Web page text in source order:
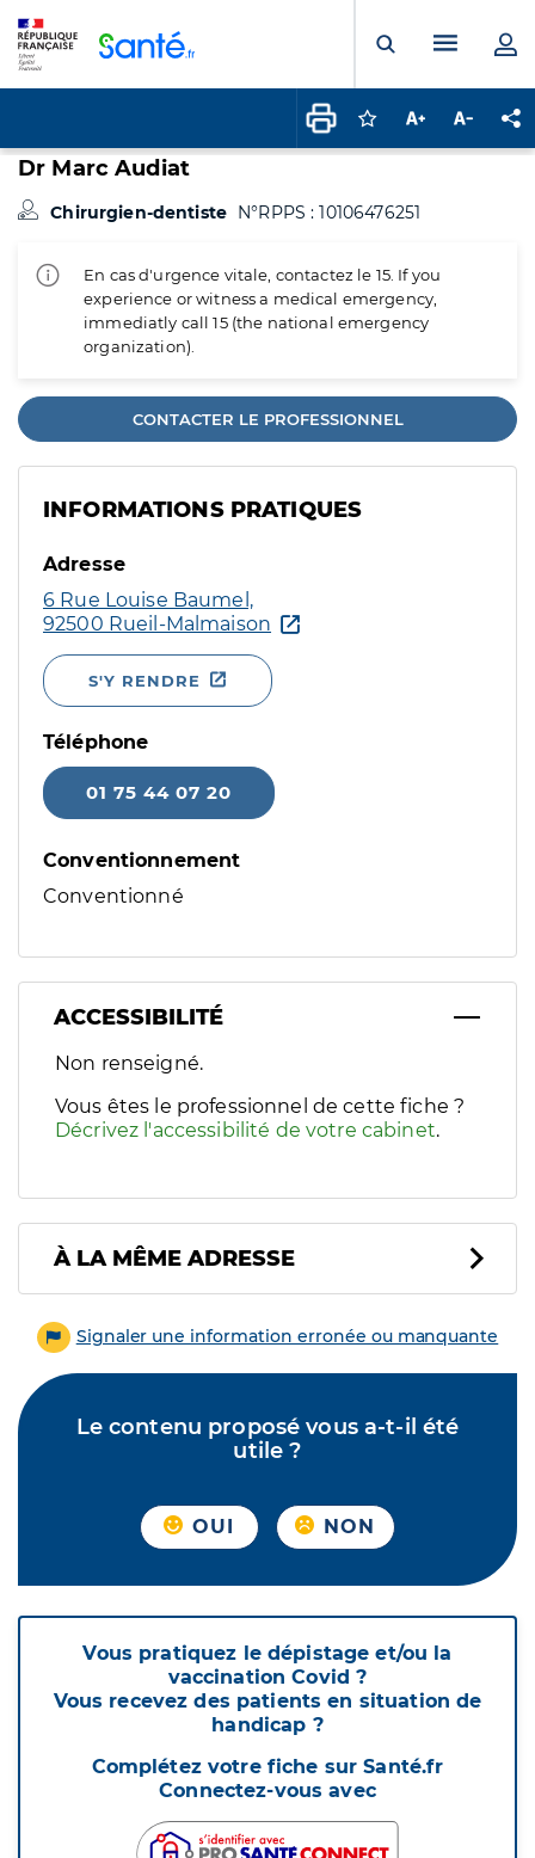
Ouvrir laMenu
Connectez-vous
Augmenter la
Dr Marc Audiat
Chirurgien-dentiste N°RPPS : 10106476251
En cas d'urgence vitale, contactez le 15. If you
experience or witness a medical emergency,
immediatly call 15 (the national emergency
organization).
CONTACTER LE PROFESSIONNEL
INFORMATIONS PRATIQUES
Adresse
6 Rue Louise Baumel,
92500 Rueil-Malmaison
S'Y RENDRE
Téléphone
01 75 44 07 20
Conventionnement
Conventionné
ACCESSIBILITÉ
Filtres
Sélectionnez un ou plusieurs handicaps/besoins
Non renseigné.
Vous êtes le professionnel de cette fiche ?
Décrivez l'accessibilité de votre cabinet.
À LA MÊME ADRESSE
Signaler une information erronée ou manquante
Le contenu proposé vous a-t-il été
utile ?
OUI NON
Vous pratiquez le dépistage et/ou la
vaccination Covid ?
Vous recevez des patients en situation de
handicap ?
Complétez votre fiche sur Santé.fr
Connectez-vous avec